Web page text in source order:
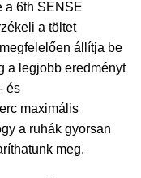
a 6th SENSE
a töltet
állítja be
a legjobb eredményt
és
maximális
a ruhák gyorsan
meg.